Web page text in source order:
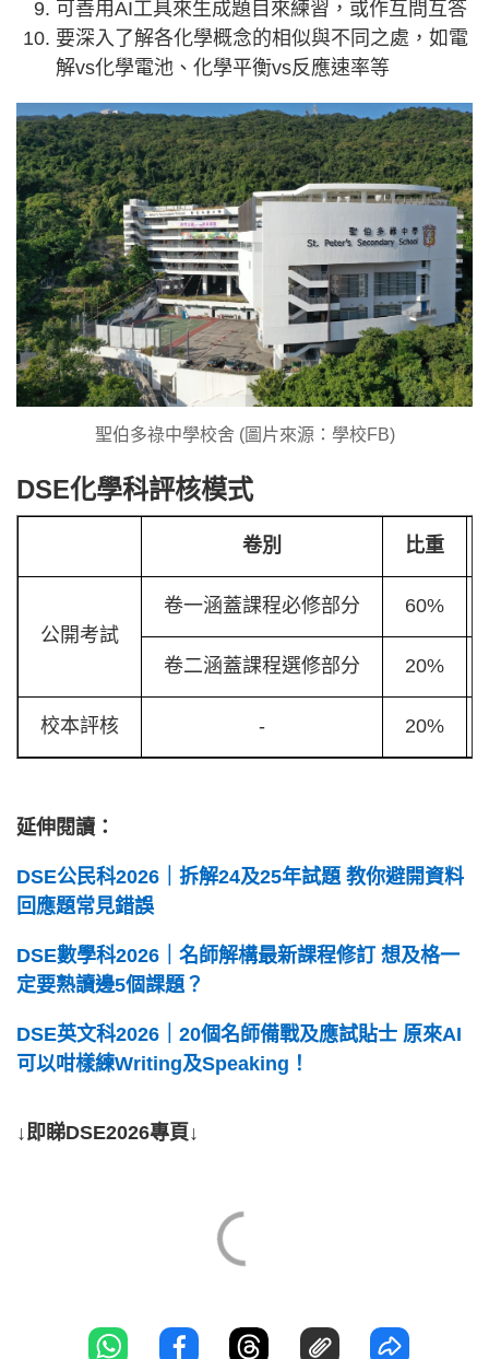
可善用AI工具來生成題目來練習，或作互問互答
要深入了解各化學概念的相似與不同之處，如電
解vs化學電池、化學平衡vs反應速率等
聖伯多祿中學校舍 (圖片來源：學校FB)
DSE化學科評核模式
卷別 比重
公開考試
卷一涵蓋課程必修部分 60%
卷二涵蓋課程選修部分 20%
校本評核 - 20%
延伸閱讀：
DSE公民科2026｜拆解24及25年試題 教你避開資料
回應題常見錯誤
DSE數學科2026｜名師解構最新課程修訂 想及格一
定要熟讀邊5個課題？
DSE英文科2026｜20個名師備戰及應試貼士 原來AI
可以咁樣練Writing及Speaking！
↓即睇DSE2026專頁↓